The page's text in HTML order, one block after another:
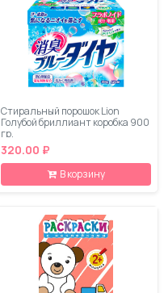
Стиральный порошок Lion
Голубой бриллиант коробка 900
гр.
320.00 ₽
В корзину